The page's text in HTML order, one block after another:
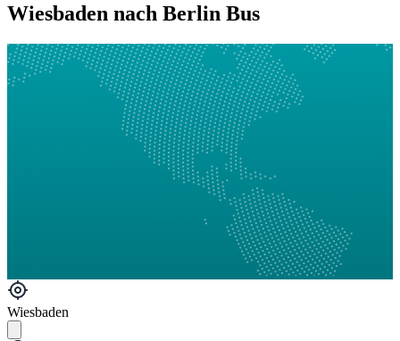
Wiesbaden nach Berlin Bus
Wiesbaden